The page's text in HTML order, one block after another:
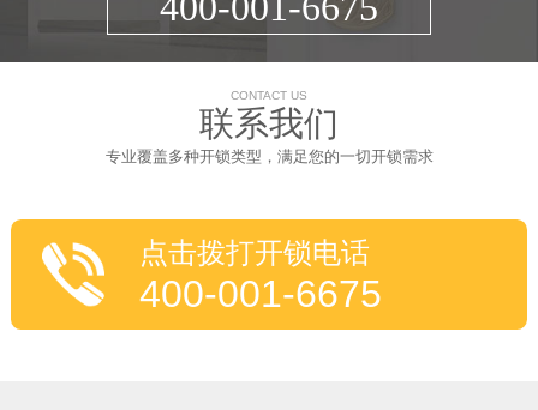
CONTACT US
联系我们
专业覆盖多种开锁类型，满足您的一切开锁需求
点击拨打开锁电话
400-001-6675